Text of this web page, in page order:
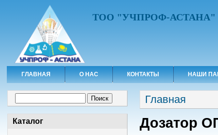
ТОО "УЧПРОФ-АСТАНА"
ГЛАВНАЯ О НАС КОНТАКТЫ НАШИ
Каталог
Вы здесь
Главная
Дозатор